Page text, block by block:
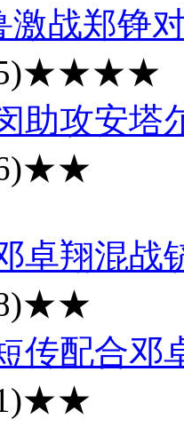
激战郑铮
★★★★
助攻安塔
★★
卓翔混战
★★
传配合邓
★★